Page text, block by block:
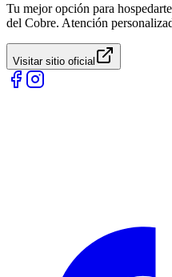
Tu mejor opción para
del Cobre. Atención
Visitar sitio oficial